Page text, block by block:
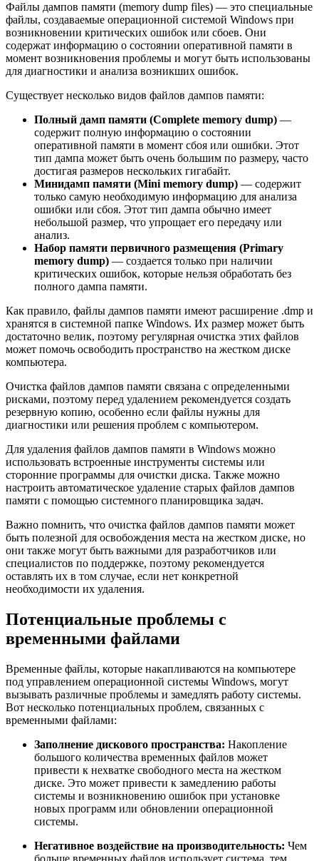
Файлы дампов памяти (memory dump files) — это специальные
файлы, создаваемые операционной системой Windows при
возникновении критических ошибок или сбоев. Они
содержат информацию о состоянии оперативной памяти в
момент возникновения проблемы и могут быть использованы
для диагностики и анализа возникших ошибок.
Существует несколько видов файлов дампов памяти:
Полный дамп памяти (Complete memory dump) —
содержит полную информацию о состоянии
оперативной памяти в момент сбоя или ошибки. Этот
тип дампа может быть очень большим по размеру, часто
достигая размеров нескольких гигабайт.
Минидамп памяти (Mini memory dump) — содержит
только самую необходимую информацию для анализа
ошибки или сбоя. Этот тип дампа обычно имеет
небольшой размер, что упрощает его передачу или
анализ.
Набор памяти первичного размещения (Primary
memory dump) — создается только при наличии
критических ошибок, которые нельзя обработать без
полного дампа памяти.
Как правило, файлы дампов памяти имеют расширение .dmp и
хранятся в системной папке Windows. Их размер может быть
достаточно велик, поэтому регулярная очистка этих файлов
может помочь освободить пространство на жестком диске
компьютера.
Очистка файлов дампов памяти связана с определенными
рисками, поэтому перед удалением рекомендуется создать
резервную копию, особенно если файлы нужны для
диагностики или решения проблем с компьютером.
Для удаления файлов дампов памяти в Windows можно
использовать встроенные инструменты системы или
сторонние программы для очистки диска. Также можно
настроить автоматическое удаление старых файлов дампов
памяти с помощью системного планировщика задач.
Важно помнить, что очистка файлов дампов памяти может
быть полезной для освобождения места на жестком диске, но
они также могут быть важными для разработчиков или
специалистов по поддержке, поэтому рекомендуется
оставлять их в том случае, если нет конкретной
необходимости их удаления.
Потенциальные проблемы с
временными файлами
Временные файлы, которые накапливаются на компьютере
под управлением операционной системы Windows, могут
вызывать различные проблемы и замедлять работу системы.
Вот несколько потенциальных проблем, связанных с
временными файлами:
Заполнение дискового пространства: Накопление
большого количества временных файлов может
привести к нехватке свободного места на жестком
диске. Это может привести к замедлению работы
системы и возникновению ошибок при установке
новых программ или обновлении операционной
системы.
Негативное воздействие на производительность: Чем
больше временных файлов использует система, тем